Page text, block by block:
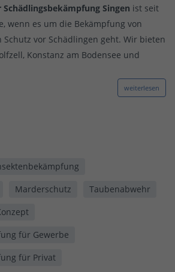
Singen ist seit
wenn es um die Bekämpfung von
vor Schädlingen geht. Wir bieten
Konstanz am Bodensee und
weiterlesen
Marderschutz
Taubenabwehr
für Gewerbe
für Privat